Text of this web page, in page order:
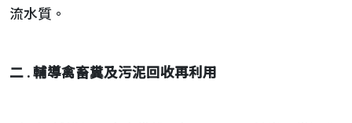
流水質。
二 . 輔導禽畜糞及污泥回收再利用